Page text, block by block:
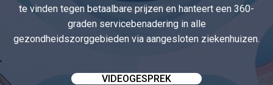
te vinden tegen betaalbare prijzen en hanteert een 360-
graden servicebenadering in alle
gezondheidszorggebieden via aangesloten ziekenhuizen.
VIDEOGESPREK